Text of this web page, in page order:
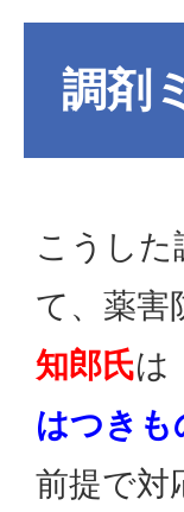
調剤
こうし
て、薬害
知郎氏は
はつきも
前提で対